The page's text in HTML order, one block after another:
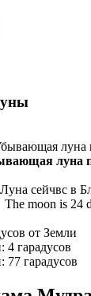
луна
Луна сейчвс в
The moon is 24
от Земли
4 гарадусов
77 гарадусов